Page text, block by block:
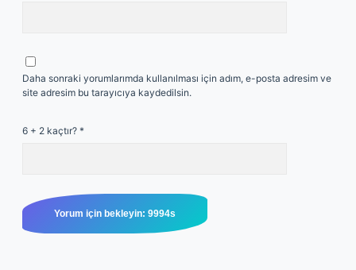
Daha sonraki yorumlarımda kullanılması için adım, e-posta adresim ve
site adresim bu tarayıcıya kaydedilsin.
6 + 2 kaçtır? *